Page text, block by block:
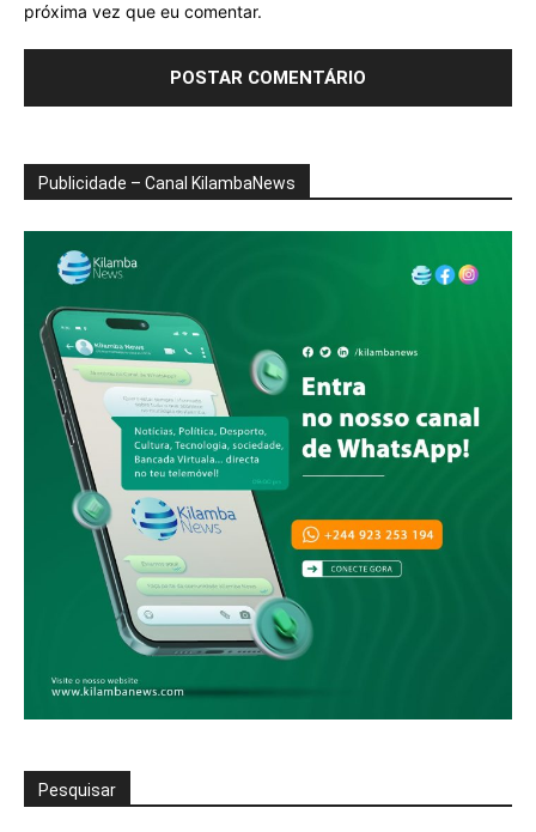
próxima vez que eu comentar.
Publicidade – Canal KilambaNews
Pesquisar